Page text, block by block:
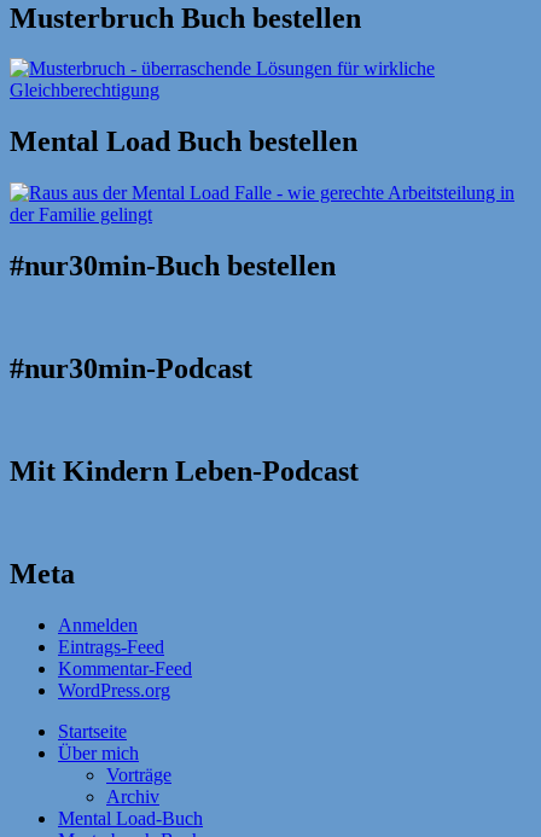
Musterbruch Buch bestellen
Mental Load Buch bestellen
#nur30min-Buch bestellen
#nur30min-Podcast
Mit Kindern Leben-Podcast
Meta
Anmelden
Eintrags-Feed
Kommentar-Feed
WordPress.org
Startseite
Über mich
Vorträge
Archiv
Mental Load-Buch